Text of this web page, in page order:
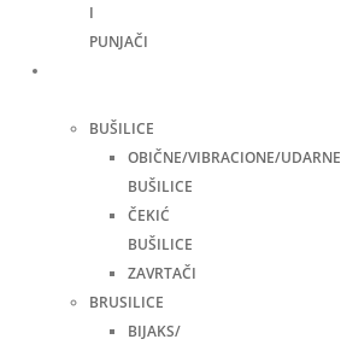
I
PUNJAČI
BUŠILICE
OBIČNE/VIBRACIONE/UDARNE
BUŠILICE
ČEKIĆ
BUŠILICE
ZAVRTAČI
BRUSILICE
BIJAKS/